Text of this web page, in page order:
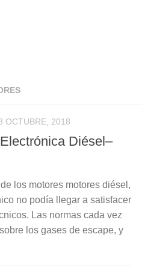
OCTUBRE, 2018
Diésel–
los motores motores diésel,
no podía llegar a satisfacer
Las normas cada vez
los gases de escape, y